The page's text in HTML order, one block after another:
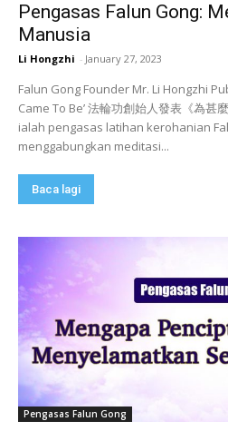
Pengasas Falun Gong:
Manusia
Li Hongzhi - January 27, 2023
Falun Gong Founder Mr. Li Hongzhi
Came To Be’ 法輪功創始人發表《為甚
ialah pengasas latihan kerohanian
menggabungkan meditasi...
Baca lagi
Pengasas Falun Gong